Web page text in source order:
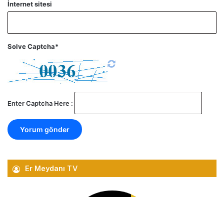
İnternet sitesi
Solve Captcha*
Enter Captcha Here :
Er Meydanı TV